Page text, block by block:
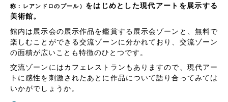
称：レアンドロのプール） をはじめとした現代アートを展示する
美術館。
館内は展示会の展示作品を鑑賞する展示会ゾーンと、無料で
楽しむことができる交流ゾーンに分かれており、交流ゾーン
の面積が広いことも特徴のひとつです。
交流ゾーンにはカフェレストランもありますので、現代アー
トに感性を刺激されたあとに作品について語り合ってみては
いかがでしょうか。